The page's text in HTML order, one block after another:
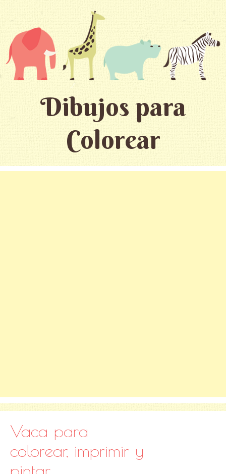
Dibujos para
Colorear
Vaca para
colorear, imprimir y